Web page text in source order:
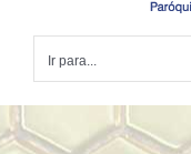
Ir para...